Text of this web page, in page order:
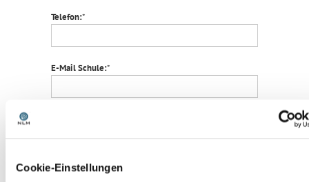
Cookie-Einstellungen
Telefon:*
E-Mail Schule:*
E-Mail Ansprechperson: